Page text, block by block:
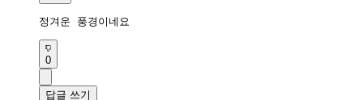
정겨운 풍경이네요
0
답글 쓰기